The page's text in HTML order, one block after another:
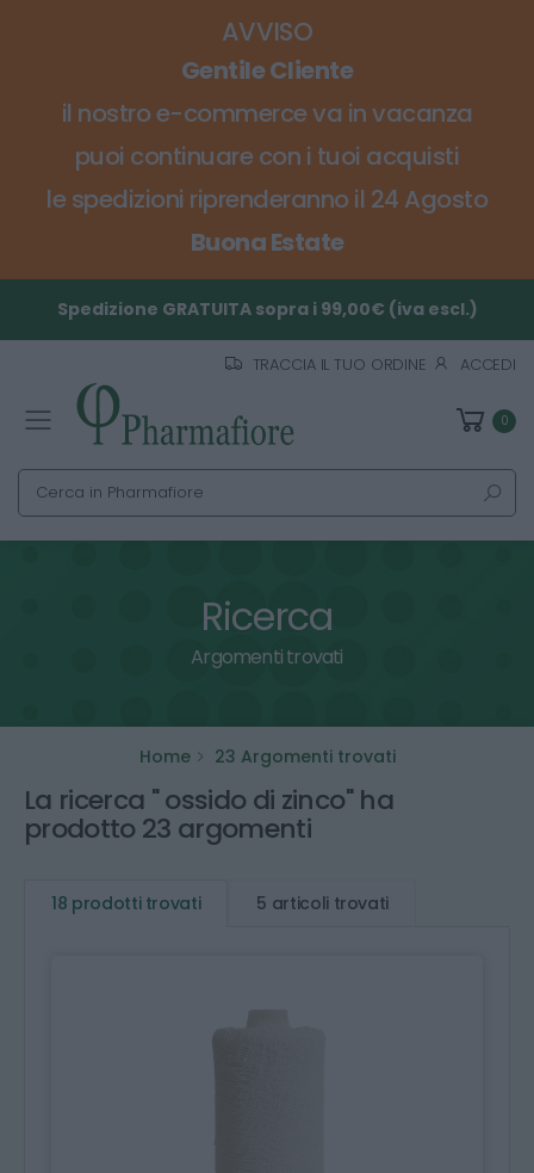
AVVISO
Gentile Cliente
il nostro e-commerce va in vacanza
puoi continuare con i tuoi acquisti
le spedizioni riprenderanno il 24 Agosto
Buona Estate
Spedizione GRATUITA sopra i 99,00€ (iva escl.)
TRACCIA IL TUO ORDINE ACCEDI
Toggle mobile menu 0
Cerca
Ricerca
Argomenti trovati
Home 23 Argomenti trovati
La ricerca " ossido di zinco" ha
prodotto 23 argomenti
18 prodotti trovati 5 articoli trovati